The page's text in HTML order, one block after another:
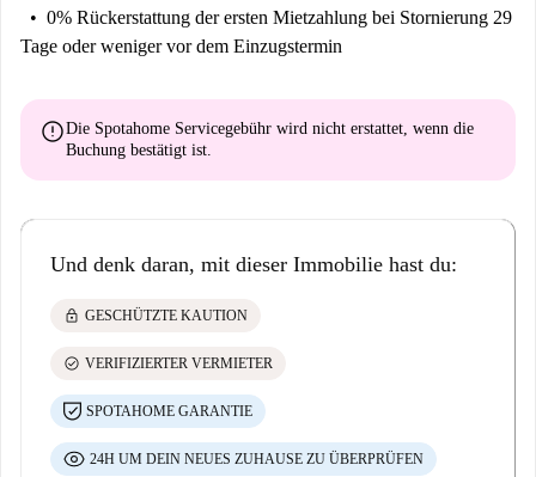
0% Rückerstattung der ersten Mietzahlung bei Stornierung 29
Tage oder weniger vor dem Einzugstermin
errorDie Spotahome Servicegebühr wird nicht erstattet, wenn die
Buchung bestätigt ist.
Und denk daran, mit dieser Immobilie hast du:
lock GESCHÜTZTE KAUTION
check_circle VERIFIZIERTER VERMIETER
SPOTAHOME GARANTIE
24H UM DEIN NEUES ZUHAUSE ZU ÜBERPRÜFEN